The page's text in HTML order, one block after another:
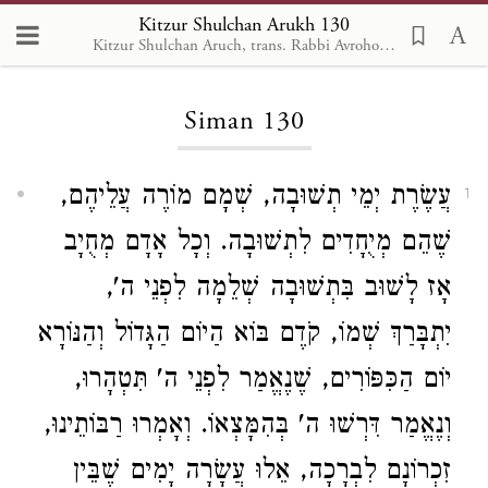
Kitzur Shulchan Arukh 130
Kitzur Shulchan Aruch, trans. Rabbi Avrohom Davis, Metsudah Pub., 1996
Loading...
Siman 130
1
עֲשֶׂרֶת יְמֵי תְשׁוּבָה, שְׁמָם מוֹרֶה עֲלֵיהֶם,
שֶׁהֵם מְיֻחָדִים לִתְשׁוּבָה. וְכָל אָדָם מְחֻיָב
אָז לָשׁוּב בִּתְשׁוּבָה שְׁלֵמָה לִפְנֵי ה',
יִתְבָּרַךְ שְׁמוֹ, קֹדֶם בּוֹא הַיוֹם הַגָּדוֹל וְהַנּוֹרָא
יוֹם הַכִּפּוֹרִים, שֶׁנֶאֱמַר לִפְנֵי ה' תִּטְהָרוּ,
וְנֶאֱמַר דִּרְשׁוּ ה' בְּהִמָּצְאוֹ. וְאָמְרוּ רַבּוֹתֵינוּ,
זִכְרוֹנָם לִבְרָכָה, אֵלוּ עֲשָׂרָה יָמִים שֶׁבֵּין